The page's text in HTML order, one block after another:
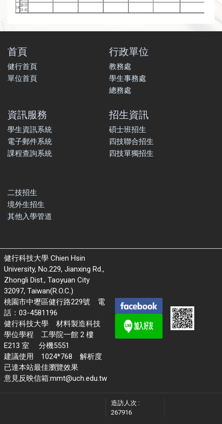
首頁
健行首頁
單位首頁
行政單位
教務處
學生事務處
總務處
資訊服務
學生資訊系統
電子郵件系統
課程查詢系統
招生資訊
碩士班招生
四技聯合招生
四技單獨招生
二技招生
境外生招生
其他入學管道
健行科技大學 Chien Hsin
University, No.229, Jianxing Rd.,
Zhongli Dist., Taoyuan City
32097, Taiwan(R.O.C.)
桃園市中壢區健行路229號 電
話：03-4581196
健行科技大學 材料製造科技
學位學程 工學院一館 2 樓
E213 室 分機5551
建議使用 1024*768 解析度
已達本站最佳瀏覽效果
意見反映信箱:mmt@uch.edu.tw
造訪人次 :
267916